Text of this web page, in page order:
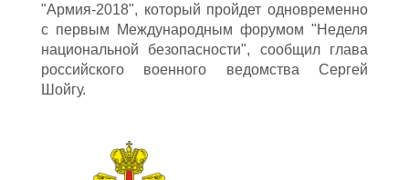
"Армия-2018", который пройдет одновременно
с первым Международным форумом "Неделя
национальной безопасности", сообщил глава
российского военного ведомства Сергей
Шойгу.